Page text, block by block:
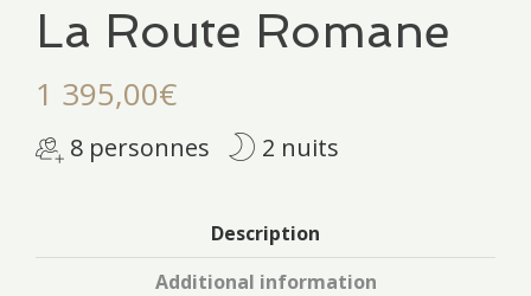
La Route Romane
1 395,00€
8 personnes 2 nuits
Description
Additional information